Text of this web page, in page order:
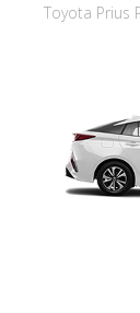
Toyota Prius